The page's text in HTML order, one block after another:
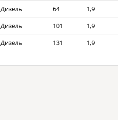
Дизель 64
1,9
Дизель 101
1,9
Дизель 131 1,9